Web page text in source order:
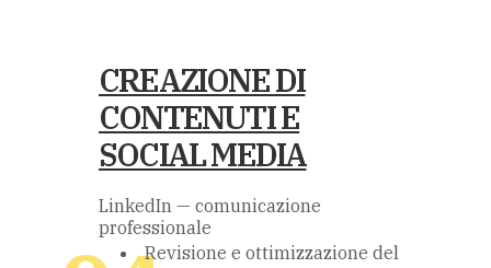
CREAZIONE DI
CONTENUTI E
SOCIAL MEDIA
LinkedIn — comunicazione
professionale
Revisione e ottimizzazione del